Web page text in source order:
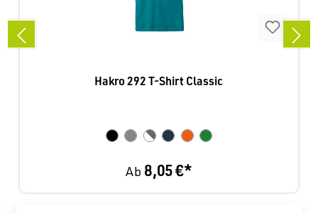
Hakro 292 T-Shirt Classic
Ab 8,05 €*